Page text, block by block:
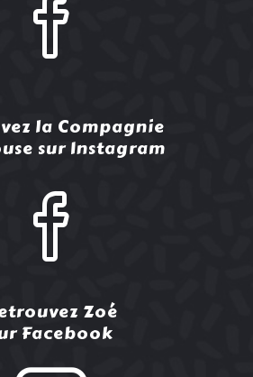
la Compagnie
sur Instagram
Zoé
Facebook